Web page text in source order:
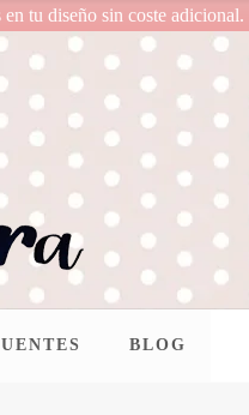
tu diseño sin coste adicional.
BLOG